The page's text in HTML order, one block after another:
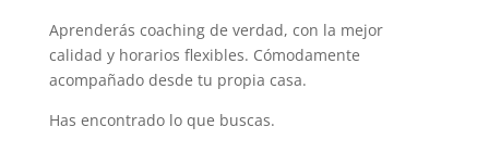
Aprenderás coaching de verdad, con la mejor
calidad y horarios flexibles. Cómodamente
acompañado desde tu propia casa.
Has encontrado lo que buscas.